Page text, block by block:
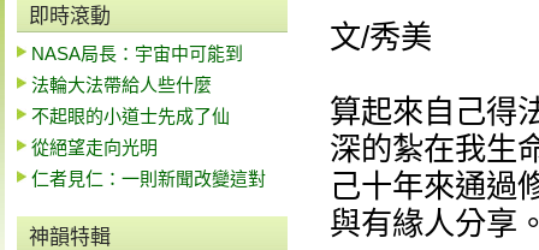
即時滾動
NASA局長：宇宙中可能到
法輪大法帶給人些什麼
不起眼的小道士先成了仙
從絕望走向光明
仁者見仁：一則新聞改變這對
神韻特輯
文/秀美
算起來自己得
深的紮在我生
己十年來通過
與有緣人分享